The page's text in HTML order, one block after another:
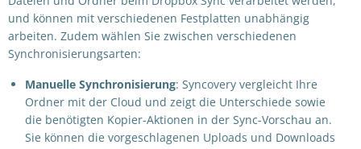
und können mit verschiedenen Festplatten unabhängig
arbeiten. Zudem wählen Sie zwischen verschiedenen
Synchronisierungsarten:
Manuelle Synchronisierung: Syncovery vergleicht Ihre
Ordner mit der Cloud und zeigt die Unterschiede sowie
die benötigten Kopier-Aktionen in der Sync-Vorschau an.
Sie können die vorgeschlagenen Uploads und Downloads